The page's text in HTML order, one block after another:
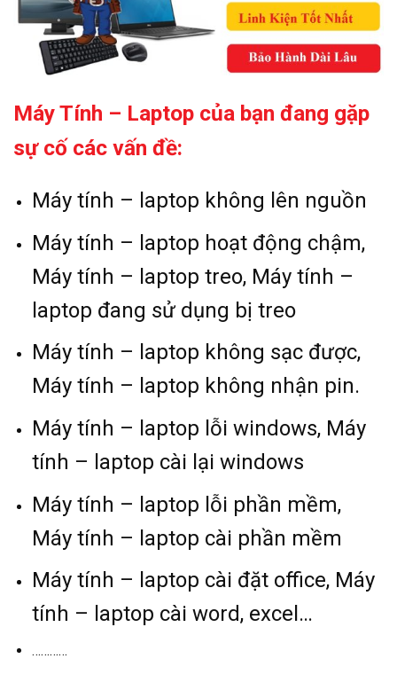
Máy Tính – Laptop của bạn đang gặp
sự cố các vấn đề:
Máy tính – laptop không lên nguồn
Máy tính – laptop hoạt động chậm,
Máy tính – laptop treo, Máy tính –
laptop đang sử dụng bị treo
Máy tính – laptop không sạc được,
Máy tính – laptop không nhận pin.
Máy tính – laptop lỗi windows, Máy
tính – laptop cài lại windows
Máy tính – laptop lỗi phần mềm,
Máy tính – laptop cài phần mềm
Máy tính – laptop cài đặt office, Máy
tính – laptop cài word, excel…
…………